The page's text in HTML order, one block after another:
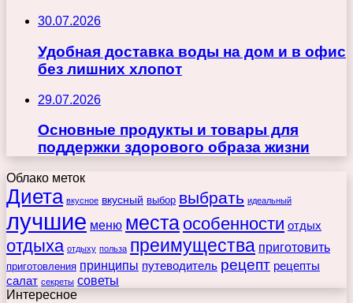
30.07.2026
Удобная доставка воды на дом и в офис
без лишних хлопот
29.07.2026
Основные продукты и товары для
поддержки здорового образа жизни
Облако меток
Диета вкусное вкусный выбор выбрать идеальный
лучшие меню места особенности отдых
отдыха отдыху польза преимущества приготовить
приготовления принципы путеводитель рецепт рецепты
салат секреты советы
Интересное